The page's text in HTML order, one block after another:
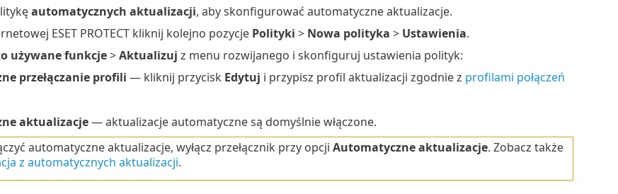
automatycznych aktualizacji, aby skonfigurować automatyczne aktualizacje.
ESET PROTECT kliknij kolejno pozycje Polityki > Nowa polityka > Ustawienia.
używane funkcje>Aktualizuj z menu rozwijanego i skonfiguruj ustawienia polityk:
przełączanie profili — kliknij przycisk Edytuj i przypisz profil aktualizacji zgodnie z profilami połączeń
aktualizacje— aktualizacje automatyczne są domyślnie włączone.
automatyczne aktualizacje, wyłącz przełącznik przy opcji Automatyczne aktualizacje. Zobacz także
z automatycznych aktualizacji.